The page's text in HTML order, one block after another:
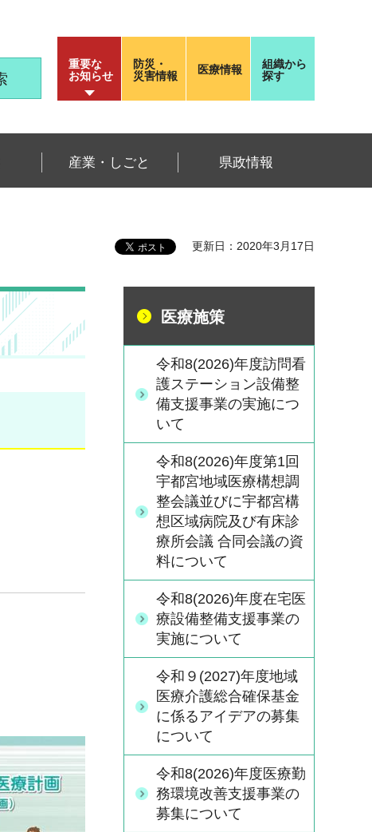
重要な
お知らせ
防災・
災害情報
医療情報
組織から
探す
産業・しごと 県政情報
更新日：2020年3月17日
医療施策
令和8(2026)年度訪問看
護ステーション設備整
備支援事業の実施につ
いて
令和8(2026)年度第1回
宇都宮地域医療構想調
整会議並びに宇都宮構
想区域病院及び有床診
療所会議 合同会議の資
料について
令和8(2026)年度在宅医
療設備整備支援事業の
実施について
令和９(2027)年度地域
医療介護総合確保基金
に係るアイデアの募集
について
令和8(2026)年度医療勤
務環境改善支援事業の
募集について